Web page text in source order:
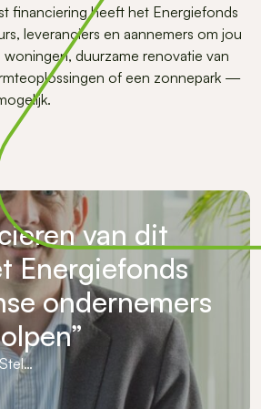
financiering heeft het Energiefonds
leveranciers en aannemers om jou
duurzame renovatie van
of een zonnepark —
van dit
Energiefonds
ondernemers